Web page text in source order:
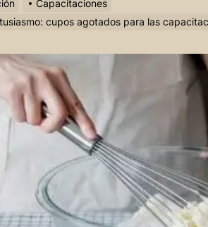
Capacitaciones
cupos agotados para las